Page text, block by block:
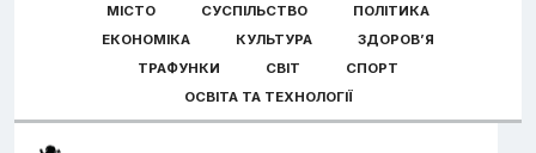
МІСТО СУСПІЛЬСТВО
ПОЛІТИКА
ЕКОНОМІКА
КУЛЬТУРА
ЗДОРОВ’Я
ТРАФУНКИ
СВІТ
СПОРТ
ОСВІТА ТА ТЕХНОЛОГІЇ